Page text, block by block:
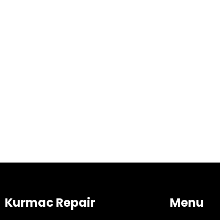
Kurmac Repair Menu